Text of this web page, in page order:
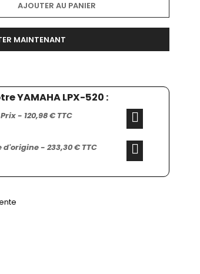
AJOUTER AU PANIER
MAINTENANT
YAMAHA LPX-520 :
- 120,98 € TTC
- 233,30 € TTC